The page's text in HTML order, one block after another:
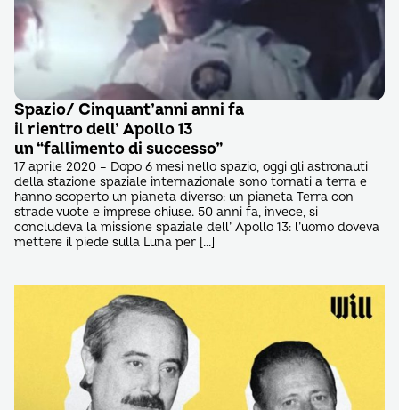
Spazio/ Cinquant’anni anni fa
il rientro dell’ Apollo 13
un “fallimento di successo”
17 aprile 2020 – Dopo 6 mesi nello spazio, oggi gli astronauti
della stazione spaziale internazionale sono tornati a terra e
hanno scoperto un pianeta diverso: un pianeta Terra con
strade vuote e imprese chiuse. 50 anni fa, invece, si
concludeva la missione spaziale dell’ Apollo 13: l’uomo doveva
mettere il piede sulla Luna per […]